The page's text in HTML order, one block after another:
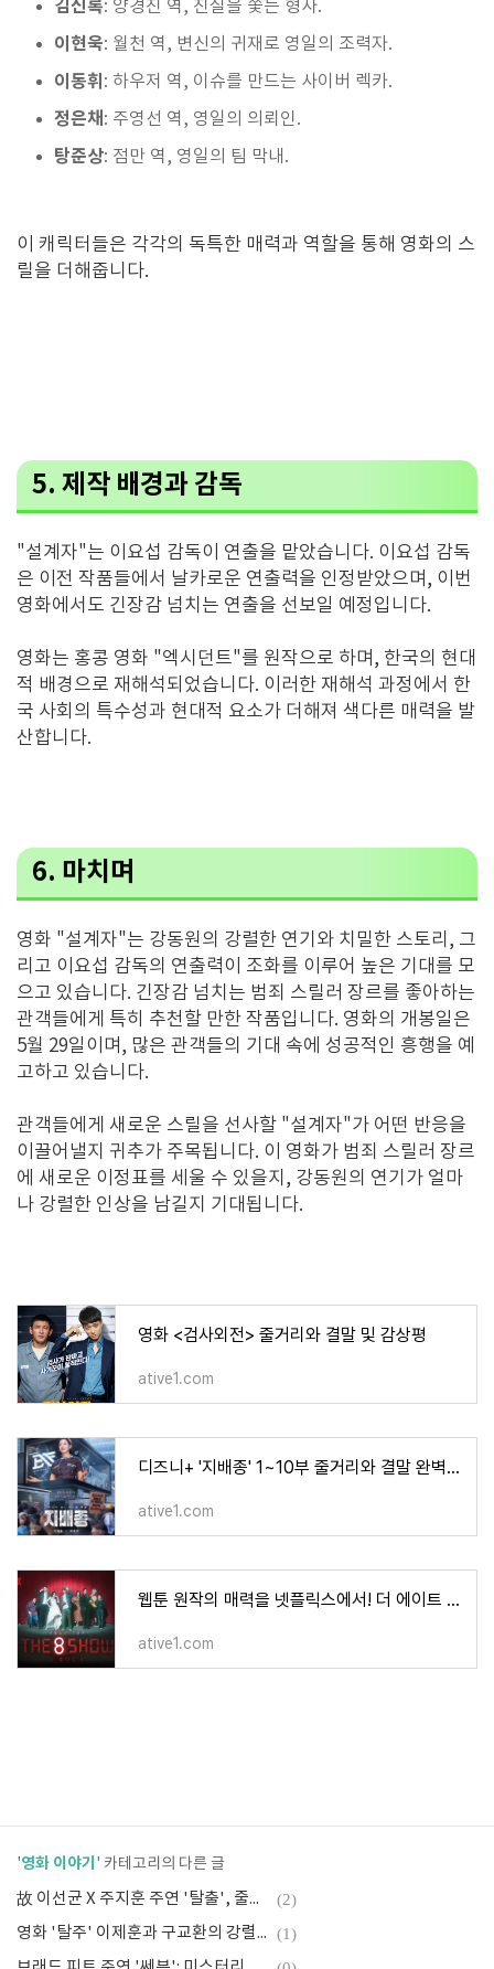
김신록: 양경진 역, 진실을 쫓는 형사.
이현욱: 월천 역, 변신의 귀재로 영일의 조력자.
이동휘 : 하우저 역, 이슈를 만드는 사이버 렉카.
정은채 : 주영선 역, 영일의 의뢰인.
탕준상: 점만 역, 영일의 팀 막내​.
이 캐릭터들은 각각의 독특한 매력과 역할을 통해 영화의 스
릴을 더해줍니다.
5. 제작 배경과 감독
"설계자"는 이요섭 감독이 연출을 맡았습니다. 이요섭 감독
은 이전 작품들에서 날카로운 연출력을 인정받았으며, 이번
영화에서도 긴장감 넘치는 연출을 선보일 예정입니다​​.
영화는 홍콩 영화 "엑시던트"를 원작으로 하며, 한국의 현대
적 배경으로 재해석되었습니다. 이러한 재해석 과정에서 한
국 사회의 특수성과 현대적 요소가 더해져 색다른 매력을 발
산합니다​.
6. 마치며
영화 "설계자"는 강동원의 강렬한 연기와 치밀한 스토리, 그
리고 이요섭 감독의 연출력이 조화를 이루어 높은 기대를 모
으고 있습니다. 긴장감 넘치는 범죄 스릴러 장르를 좋아하는
관객들에게 특히 추천할 만한 작품입니다. 영화의 개봉일은
5월 29일이며, 많은 관객들의 기대 속에 성공적인 흥행을 예
고하고 있습니다.
관객들에게 새로운 스릴을 선사할 "설계자"가 어떤 반응을
이끌어낼지 귀추가 주목됩니다. 이 영화가 범죄 스릴러 장르
에 새로운 이정표를 세울 수 있을지, 강동원의 연기가 얼마
나 강렬한 인상을 남길지 기대됩니다.
영화 <검사외전> 줄거리와 결말 및 감상평
ative1.com
디즈니+ '지배종' 1~10부 줄거리와 결말 완벽 정리
ative1.com
웹툰 원작의 매력을 넷플릭스에서! 더 에이트 쇼 리뷰 및 출연진 분석
ative1.com
'영화 이야기 ' 카테고리의 다른 글
故 이선균 X 주지훈 주연 '탈출', 줄거리와 기대요소 (2)
영화 '탈주' 이제훈과 구교환의 강렬한 추격 액션 (1)